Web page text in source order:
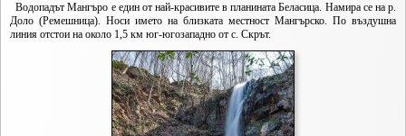
Водопадът Мангъро е един от най-красивите в планината Беласица. Намира се на р.
Доло (Ремешница). Носи името на близката местност Мангърско. По въздушна
линия отстои на около 1,5 км юг-югозападно от с. Скрът.